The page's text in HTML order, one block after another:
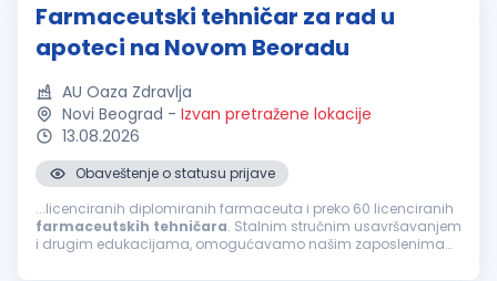
Farmaceutski tehničar za rad u
apoteci na Novom Beoradu
AU Oaza Zdravlja
Novi Beograd - Izvan pretražene lokacije
13.08.2026
Obaveštenje o statusu prijave
...licenciranih diplomiranih farmaceuta i preko 60 licenciranih
farmaceutskih tehničara. Stalnim stručnim usavršavanjem
i drugim edukacijama, omogućavamo našim zaposlenima